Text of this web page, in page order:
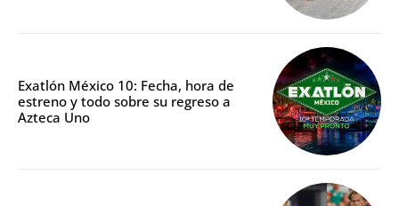
Exatlón México 10: Fecha, hora de
estreno y todo sobre su regreso a
Azteca Uno